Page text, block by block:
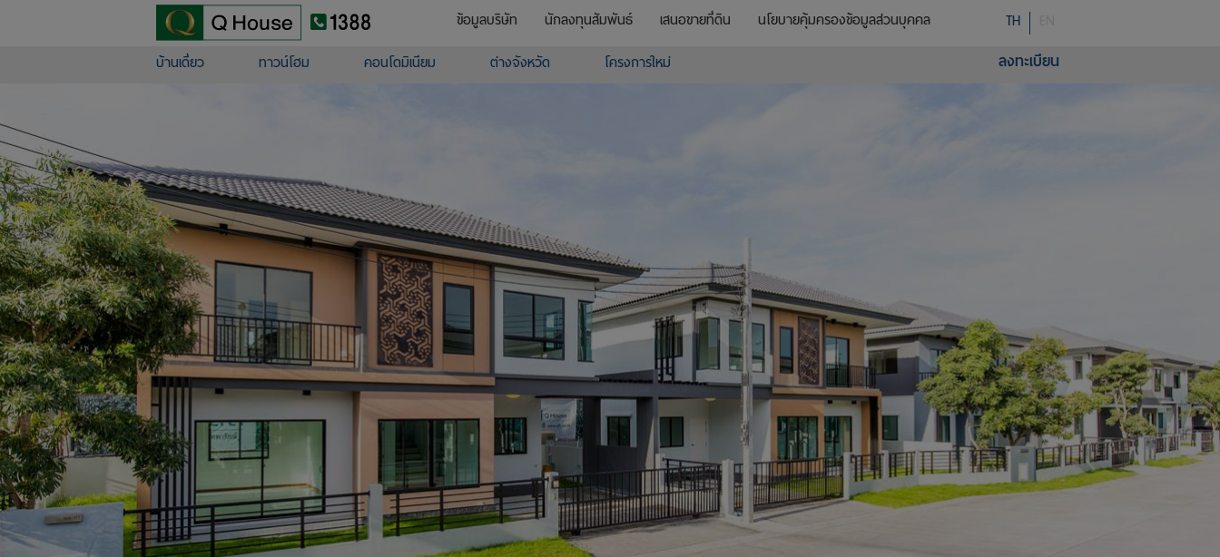
ข้อมูลบริษัท นักลงทุนสัมพันธ์ เสนอขายที่ดิน นโยบายคุ้มครองข้อมูลส่วนบุคคล TH
บ้านเดี่ยว
ทาวน์โฮม คอนโดมิเนียม ต่างจังหวัด โครงการใหม่ ลงทะเบียน
ทาวน์โฮม
คอนโดมิเนียม
ต่างจังหวัด
โครงการใหม่
ข้อมูลบริษัท
นักลงทุนสัมพันธ์
เสนอขายที่ดิน
นโยบายคุ้มครองข้อมูลส่วนบุคคล